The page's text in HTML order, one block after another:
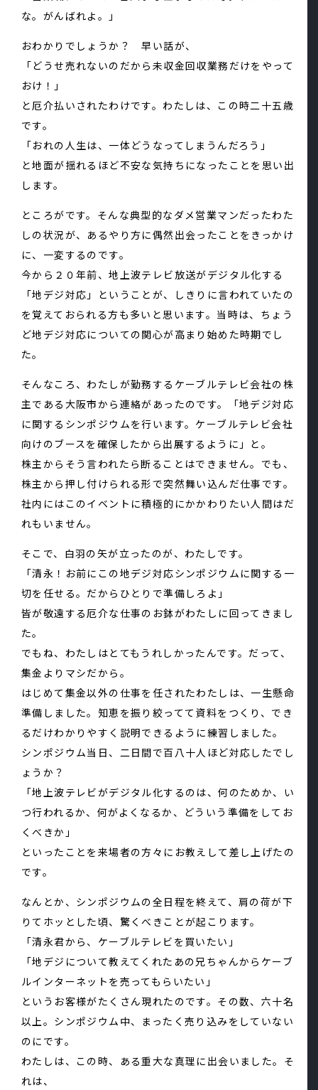
な。がんばれよ。」
おわかりでしょうか？ 早い話が、
「どうせ売れないのだから未収金回収業務だけをやって
おけ！」
と厄介払いされたわけです。わたしは、この時二十五歳
です。
「おれの人生は、一体どうなってしまうんだろう」
と地面が揺れるほど不安な気持ちになったことを思い出
します。
ところがです。そんな典型的なダメ営業マンだったわた
しの状況が、あるやり方に偶然出会ったことをきっかけ
に、一変するのです。
今から２０年前、地上波テレビ放送がデジタル化する
「地デジ対応」ということが、しきりに言われていたの
を覚えておられる方も多いと思います。当時は、ちょう
ど地デジ対応についての関心が高まり始めた時期でし
た。
そんなころ、わたしが勤務するケーブルテレビ会社の株
主である大阪市から連絡があったのです。「地デジ対応
に関するシンポジウムを行います。ケーブルテレビ会社
向けのブースを確保したから出展するように」と。
株主からそう言われたら断ることはできません。でも、
株主から押し付けられる形で突然舞い込んだ仕事です。
社内にはこのイベントに積極的にかかわりたい人間はだ
れもいません。
そこで、白羽の矢が立ったのが、わたしです。
「清永！お前にこの地デジ対応シンポジウムに関する一
切を任せる。だからひとりで準備しろよ」
皆が敬遠する厄介な仕事のお鉢がわたしに回ってきまし
た。
でもね、わたしはとてもうれしかったんです。だって、
集金よりマシだから。
はじめて集金以外の仕事を任されたわたしは、一生懸命
準備しました。知恵を振り絞ってて資料をつくり、でき
るだけわかりやすく説明できるように練習しました。
シンポジウム当日、二日間で百八十人ほど対応したでし
ょうか？
「地上波テレビがデジタル化するのは、何のためか、い
つ行われるか、何がよくなるか、どういう準備をしてお
くべきか」
といったことを来場者の方々にお教えして差し上げたの
です。
なんとか、シンポジウムの全日程を終えて、肩の荷が下
りてホッとした頃、驚くべきことが起こります。
「清永君から、ケーブルテレビを買いたい」
「地デジについて教えてくれたあの兄ちゃんからケーブ
ルインターネットを売ってもらいたい」
というお客様がたくさん現れたのです。その数、六十名
以上。シンポジウム中、まったく売り込みをしていない
のにです。
わたしは、この時、ある重大な真理に出会いました。そ
れは、